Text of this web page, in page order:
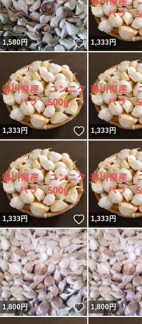
1,580円 いいね！
1,333円
1,333円 いいね！
1,333円
1,333円 いいね！
1,333円
1,800円 いいね！
1,800円